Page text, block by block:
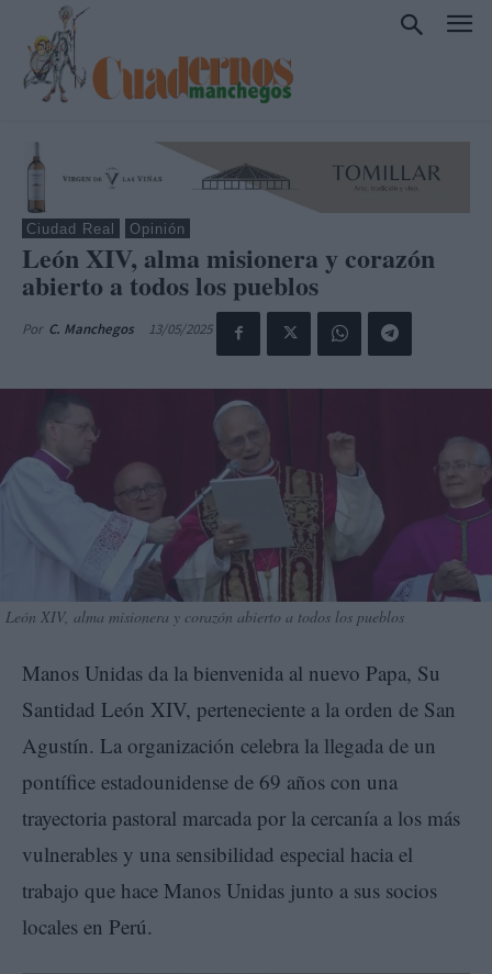
Ciudad Real Opinión
León XIV, alma misionera y corazón
abierto a todos los pueblos
Por C. Manchegos 13/05/2025
León XIV, alma misionera y corazón abierto a todos los pueblos
Manos Unidas da la bienvenida al nuevo Papa, Su
Santidad León XIV, perteneciente a la orden de San
Agustín. La organización celebra la llegada de un
pontífice estadounidense de 69 años con una
trayectoria pastoral marcada por la cercanía a los más
vulnerables y una sensibilidad especial hacia el
trabajo que hace Manos Unidas junto a sus socios
locales en Perú.